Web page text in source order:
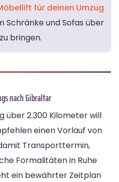
für deinen Umzug
Schränke und Sofas über
bringen.
nach Gibraltar
über 2.300 Kilometer will
einen Vorlauf von
Transporttermin,
Formalitäten in Ruhe
ein bewährter Zeitplan